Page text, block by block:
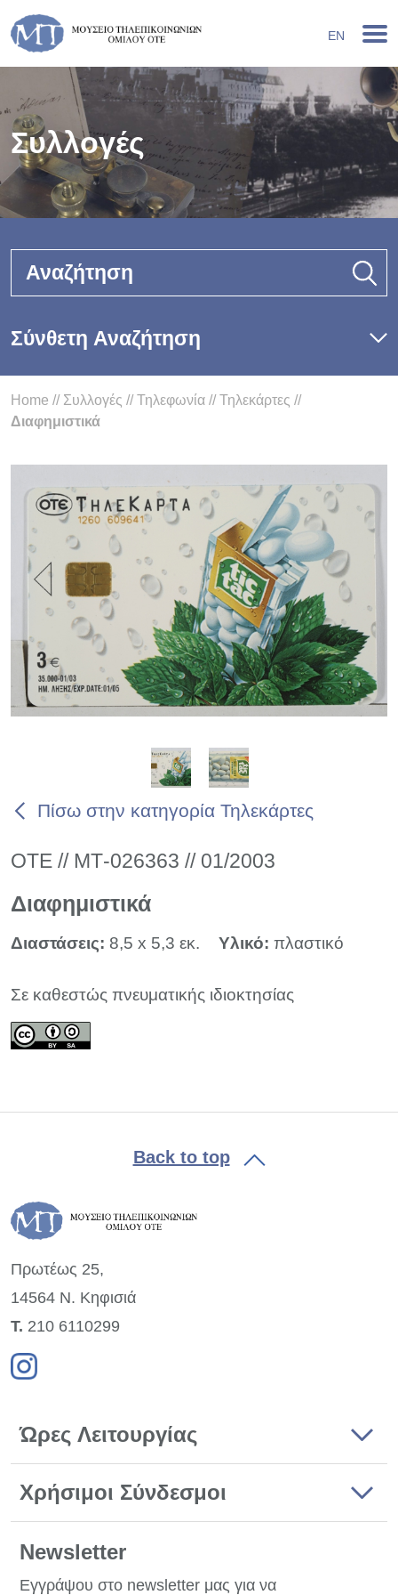
EN
Συλλογές
Αναζήτηση
Σύνθετη Αναζήτηση
Home // Συλλογές //Τηλεφωνία //Τηλεκάρτες //
Διαφημιστικά
Πίσω στην κατηγορία Τηλεκάρτες
ΟΤΕ // ΜΤ-026363 // 01/2003
Διαφημιστικά
Διαστάσεις: 8,5 x 5,3 εκ. Υλικό: πλαστικό
Σε καθεστώς πνευματικής ιδιοκτησίας
Back to top
Πρωτέως 25,
14564 Ν. Κηφισιά
Τ. 210 6110299
Ώρες Λειτουργίας
Χρήσιμοι Σύνδεσμοι
Newsletter
Εγγράψου στο newsletter μας για να